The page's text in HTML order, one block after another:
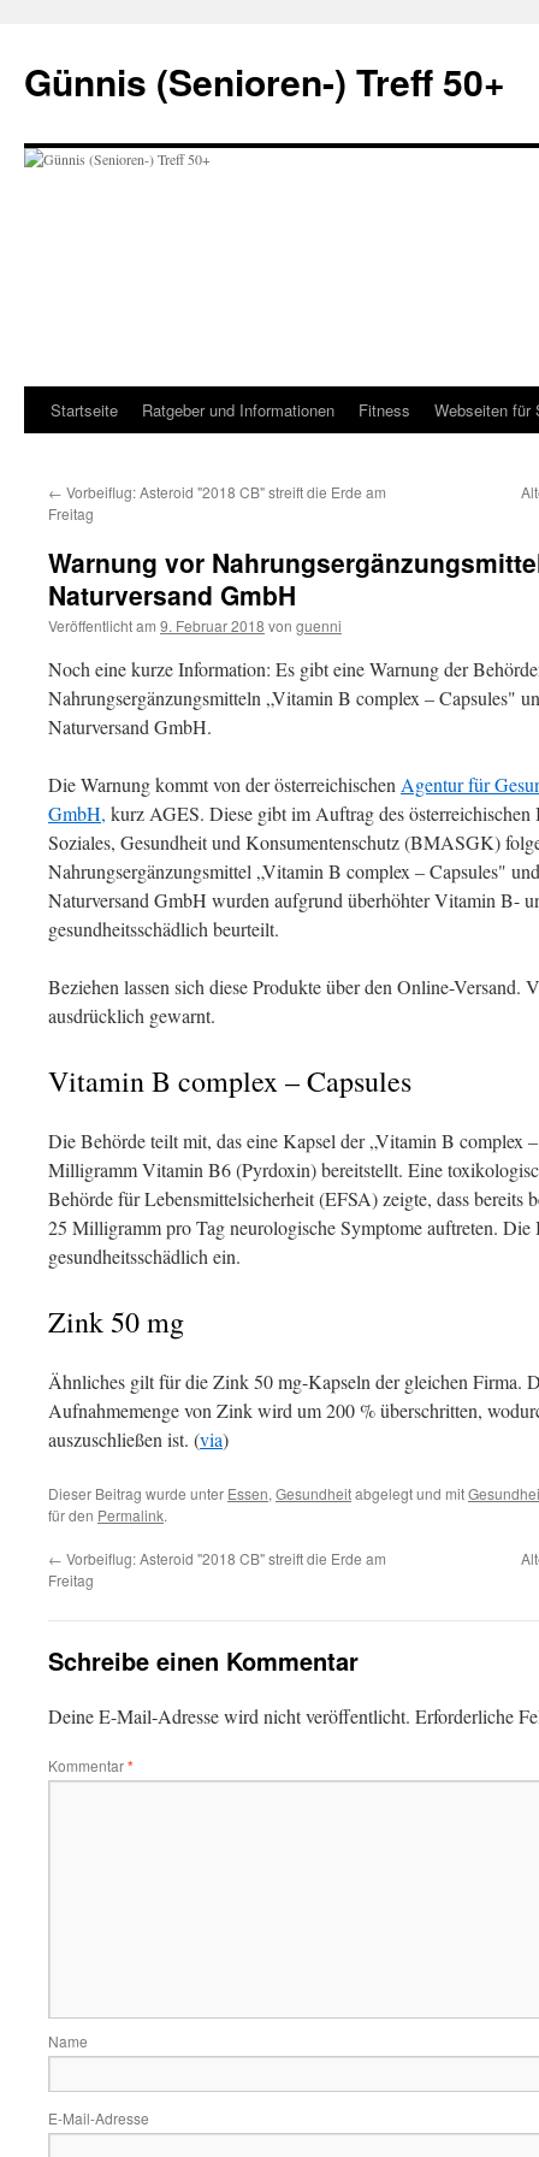
springen
Günnis (Senioren-) Treff 50+
Startseite Ratgeber und Informationen Fitness Webseiten für
← Vorbeiflug: Asteroid "2018 CB" streift die Erde am
Freitag
Warnung vor
Naturversand GmbH
Veröffentlicht am 9. Februar 2018 von guenni
Noch eine kurze Information: Es gibt eine Warnung der
Nahrungsergänzungsmitteln „Vitamin B complex – Capsules"
Naturversand GmbH.
Die Warnung kommt von der österreichischen Agentur für
GmbH, kurz AGES. Diese gibt im Auftrag des
Soziales, Gesundheit und Konsumentenschutz (BMASGK)
Nahrungsergänzungsmittel „Vitamin B complex – Capsules"
Naturversand GmbH wurden aufgrund überhöhter Vitamin B-
gesundheitsschädlich beurteilt.
Beziehen lassen sich diese Produkte über den Online-Versand.
ausdrücklich gewarnt.
Vitamin B complex – Capsules
Die Behörde teilt mit, das eine Kapsel der „Vitamin B complex
Milligramm Vitamin B6 (Pyrdoxin) bereitstellt. Eine
Behörde für Lebensmittelsicherheit (EFSA) zeigte, dass bereits
25 Milligramm pro Tag neurologische Symptome auftreten. Die
gesundheitsschädlich ein.
Zink 50 mg
Ähnliches gilt für die Zink 50 mg-Kapseln der gleichen Firma.
Aufnahmemenge von Zink wird um 200 % überschritten,
auszuschließen ist. (via)
Dieser Beitrag wurde unter Essen, Gesundheitabgelegt und mit
für den Permalink.
← Vorbeiflug: Asteroid "2018 CB" streift die Erde am
Freitag
Schreibe einen Kommentar
Deine E-Mail-Adresse wird nicht veröffentlicht. Erforderliche
Kommentar*
Name
E-Mail-Adresse